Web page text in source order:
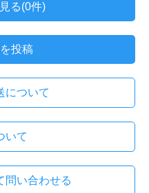
る(0件)
投稿
について
いて
問い合わせる